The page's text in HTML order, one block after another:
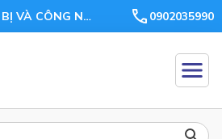
CÔNG TY TNHH THIẾT BỊ VÀ CÔNG NGHỆ CHÂU GIANG 0902035990